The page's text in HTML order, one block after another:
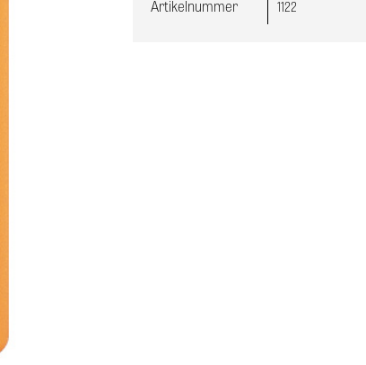
Artikelnummer 1122